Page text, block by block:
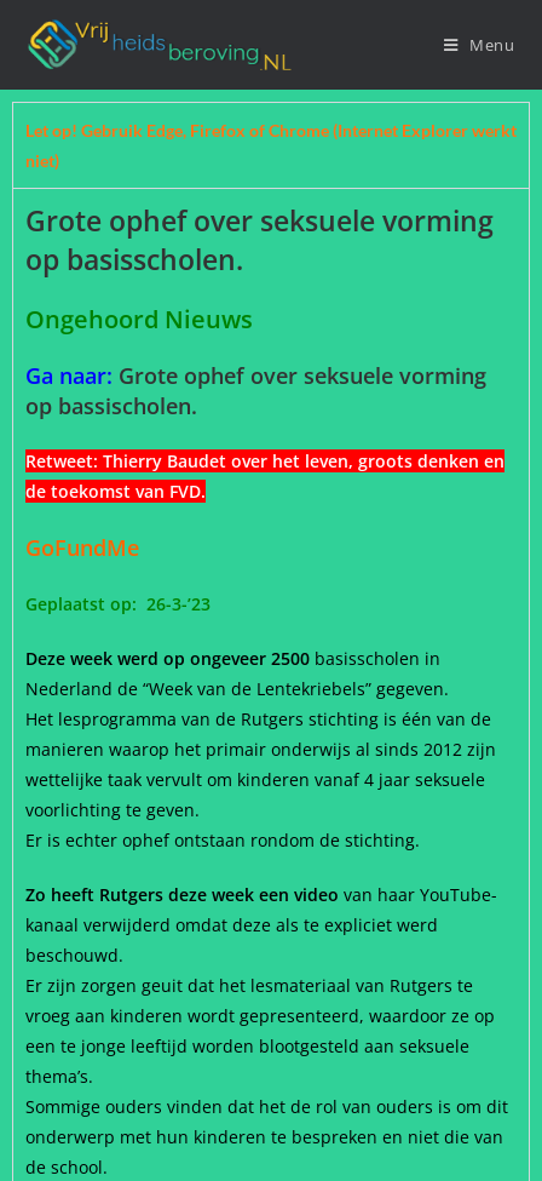
Menu
Let op! Gebruik Edge, Firefox of Chrome (Internet Explorer werkt
niet)
Grote ophef over seksuele vorming
op basisscholen.
Ongehoord Nieuws
Ga naar: Grote ophef over seksuele vorming
op bassischolen.
Retweet: Thierry Baudet over het leven, groots denken en
de toekomst van FVD.
GoFundMe
Geplaatst op: 26-3-’23
Deze week werd op ongeveer 2500 basisscholen in
Nederland de “Week van de Lentekriebels” gegeven.
Het lesprogramma van de Rutgers stichting is één van de
manieren waarop het primair onderwijs al sinds 2012 zijn
wettelijke taak vervult om kinderen vanaf 4 jaar seksuele
voorlichting te geven.
Er is echter ophef ontstaan rondom de stichting.
Zo heeft Rutgers deze week een video van haar YouTube-
kanaal verwijderd omdat deze als te expliciet werd
beschouwd.
Er zijn zorgen geuit dat het lesmateriaal van Rutgers te
vroeg aan kinderen wordt gepresenteerd, waardoor ze op
een te jonge leeftijd worden blootgesteld aan seksuele
thema’s.
Sommige ouders vinden dat het de rol van ouders is om dit
onderwerp met hun kinderen te bespreken en niet die van
de school.